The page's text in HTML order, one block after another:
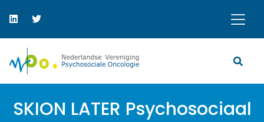
SKION LATER Psychosociaal